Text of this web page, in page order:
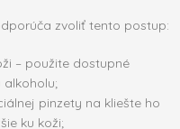
zvoliť tento postup:
– použite dostupné
alkoholu;
pinzety na kliešte ho
ku koži;